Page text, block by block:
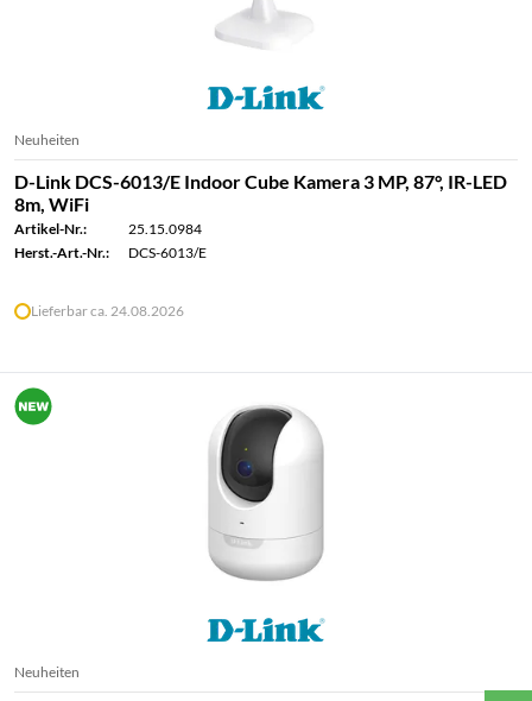
Neuheiten
D-Link DCS-6013/E Indoor Cube Kamera 3 MP, 87°, IR-LED
8m, WiFi
Artikel-Nr.:
25.15.0984
Herst.-Art.-Nr.:
DCS-6013/E
Lieferbar ca. 24.08.2026
Neuheiten